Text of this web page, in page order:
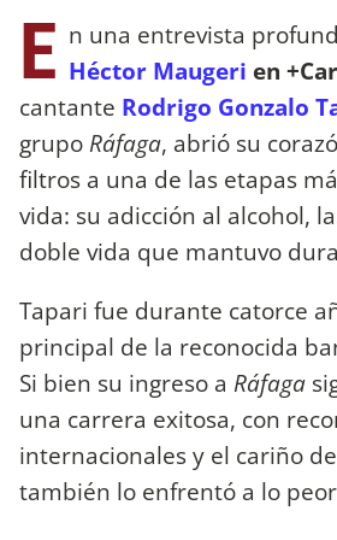
E n una entrevista
Héctor Maugeri en
cantante Rodrigo Gonzalo
grupo Ráfaga, abrió su
filtros a una de las etapas
vida: su adicción al alcohol,
doble vida que mantuvo
Tapari fue durante catorce
principal de la reconocida
Si bien su ingreso a Ráfaga
una carrera exitosa, con
internacionales y el cariño
también lo enfrentó a lo